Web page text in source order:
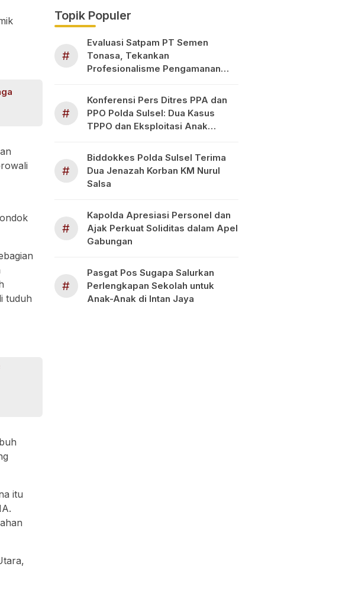
tuduh
itu
Topik Populer
#
Evaluasi Satpam PT Semen
Tonasa, Tekankan
Profesionalisme Pengamanan
#
Konferensi Pers Ditres PPA dan
PPO Polda Sulsel: Dua Kasus
TPPO dan Eksploitasi Anak
#
Biddokkes Polda Sulsel Terima
Dua Jenazah Korban KM Nurul
Salsa
#
Kapolda Apresiasi Personel dan
Ajak Perkuat Soliditas dalam Apel
Gabungan
#
Pasgat Pos Sugapa Salurkan
Perlengkapan Sekolah untuk
Anak-Anak di Intan Jaya